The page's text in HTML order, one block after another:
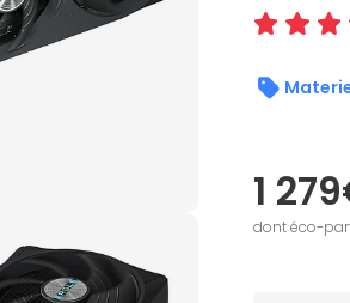
1
dont éco-